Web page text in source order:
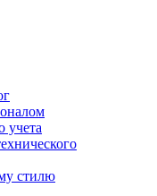
учета
стилю